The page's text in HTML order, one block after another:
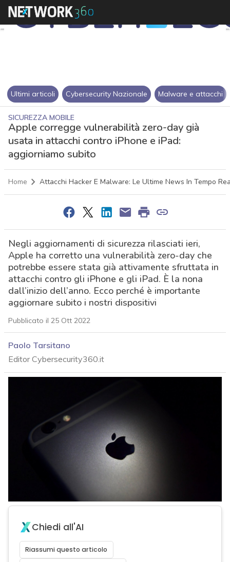
Ultimi articoli Cybersecurity Nazionale Malware e attacchi
SICUREZZA MOBILE
Apple corregge vulnerabilità zero-day già
usata in attacchi contro iPhone e iPad:
aggiorniamo subito
Home Attacchi Hacker E Malware: Le Ultime News In Tempo
Negli aggiornamenti di sicurezza rilasciati ieri,
Apple ha corretto una vulnerabilità zero-day che
potrebbe essere stata già attivamente sfruttata in
attacchi contro gli iPhone e gli iPad. È la nona
dall’inizio dell’anno. Ecco perché è importante
aggiornare subito i nostri dispositivi
Pubblicato il 25 Ott 2022
Paolo Tarsitano
Editor Cybersecurity360.it
Chiedi all'AI
Riassumi questo articolo